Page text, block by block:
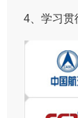
4、学习贯